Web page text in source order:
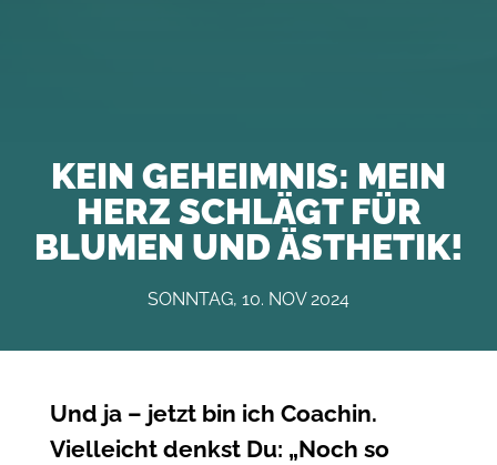
KEIN GEHEIMNIS: MEIN
HERZ SCHLÄGT FÜR
BLUMEN UND ÄSTHETIK!
SONNTAG, 10. NOV 2024
Und ja – jetzt bin ich Coachin.
Vielleicht denkst Du: „Noch so